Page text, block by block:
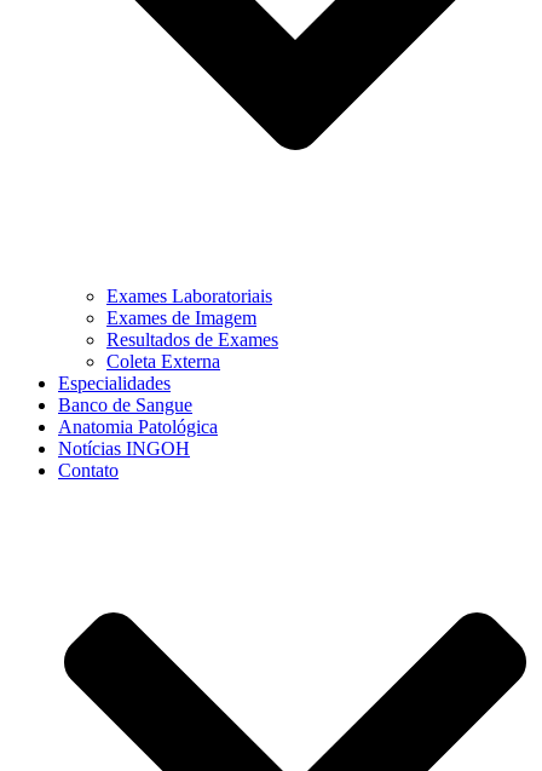
Exames Laboratoriais
Exames de Imagem
Resultados de Exames
Coleta Externa
Especialidades
Banco de Sangue
Anatomia Patológica
Notícias INGOH
Contato